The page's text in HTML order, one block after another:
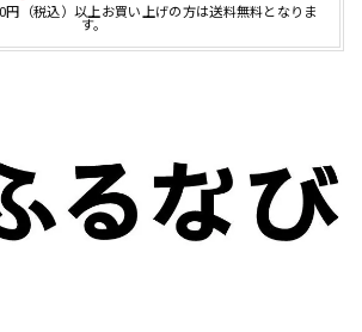
（税込）以上お買い上げの方は送料無料となりま
す。